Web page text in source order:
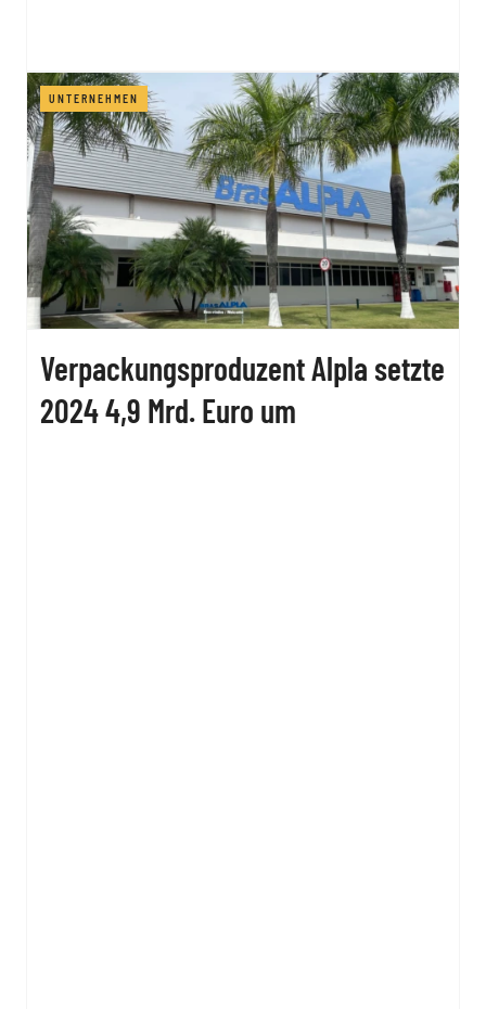
UNTERNEHMEN
Verpackungsproduzent Alpla setzte
2024 4,9 Mrd. Euro um